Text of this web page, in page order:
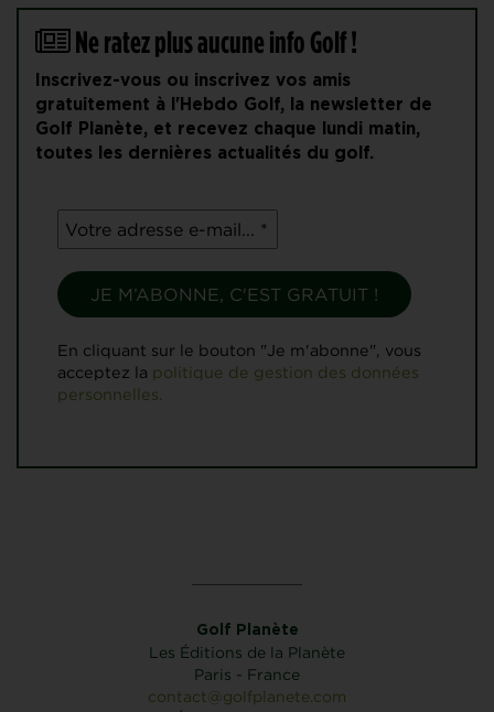
Ne ratez plus aucune info Golf !
Inscrivez-vous ou inscrivez vos amis
gratuitement à l'Hebdo Golf, la newsletter de
Golf Planète, et recevez chaque lundi matin,
toutes les dernières actualités du golf.
En cliquant sur le bouton "Je m'abonne", vous
acceptez la politique de gestion des données
personnelles.
Golf Planète
Les Éditions de la Planète
Paris - France
contact@golfplanete.com